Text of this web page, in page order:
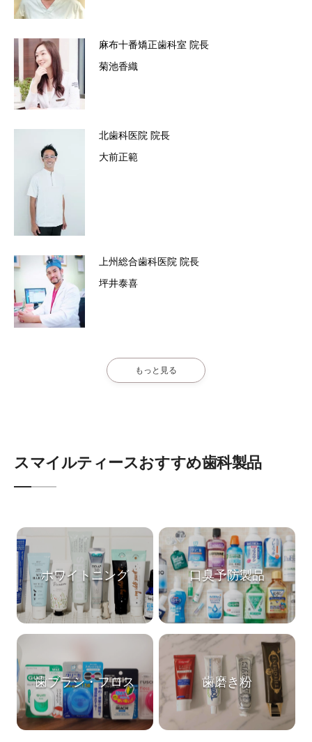
麻布十番矯正歯科室 院長
菊池香織
北歯科医院 院長
大前正範
上州総合歯科医院 院長
坪井泰喜
もっと見る
スマイルティースおすすめ歯科製品
ホワイトニング 口臭予防製品
歯ブラシ・フロス 歯磨き粉